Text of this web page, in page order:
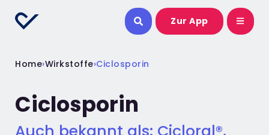
Zur App
Home›Wirkstoffe›Ciclosporin
Ciclosporin